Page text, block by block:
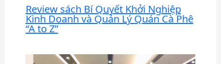
Review sách Bí Quyết Khởi Nghiệp
Kinh Doanh và Quản Lý Quán Cà Phê
“A to Z”